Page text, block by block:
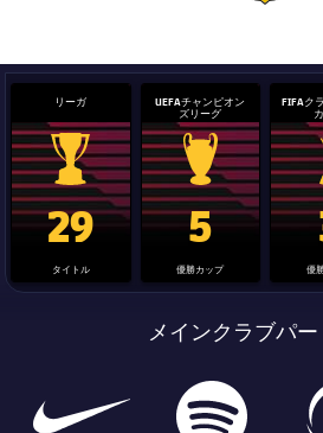
リーガ
La Liga trophy
29
タイトル
UEFAチャンピオン
ズリーグ
Champions
5
優勝カップ
FIFAク
優
メインクラブパ